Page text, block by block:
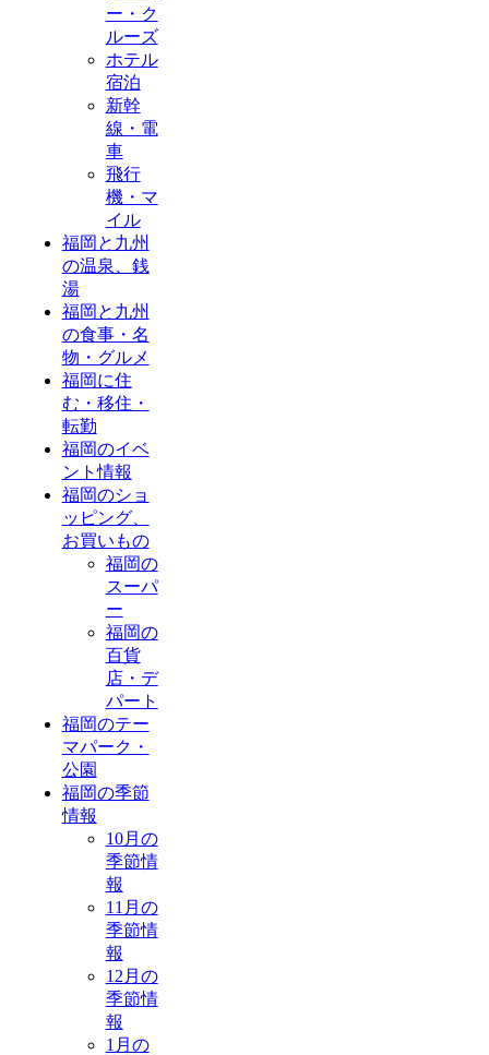
ー・ク
ルーズ
ホテル
宿泊
新幹
線・電
車
飛行
機・マ
イル
福岡と九州
の温泉、銭
湯
福岡と九州
の食事・名
物・グルメ
福岡に住
む・移住・
転勤
福岡のイベ
ント情報
福岡のショ
ッピング、
お買いもの
福岡の
スーパ
ー
福岡の
百貨
店・デ
パート
福岡のテー
マパーク・
公園
福岡の季節
情報
10月の
季節情
報
11月の
季節情
報
12月の
季節情
報
1月の